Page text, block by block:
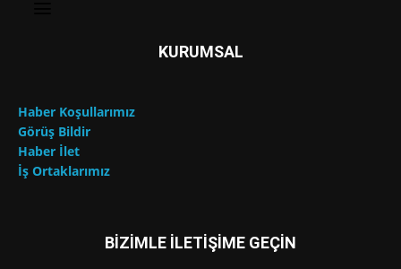
KURUMSAL
Haber Koşullarımız
Görüş Bildir
Haber İlet
İş Ortaklarımız
BİZİMLE İLETİŞİME GEÇİN